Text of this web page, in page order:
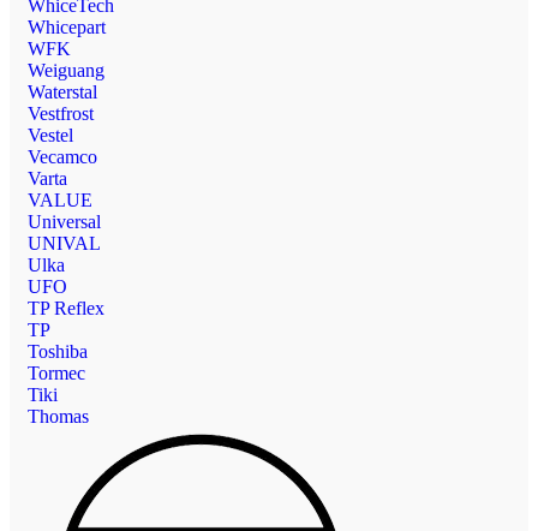
WhiceTech
Whicepart
WFK
Weiguang
Waterstal
Vestfrost
Vestel
Vecamco
Varta
VALUE
Universal
UNIVAL
Ulka
UFO
TP Reflex
TP
Toshiba
Tormec
Tiki
Thomas